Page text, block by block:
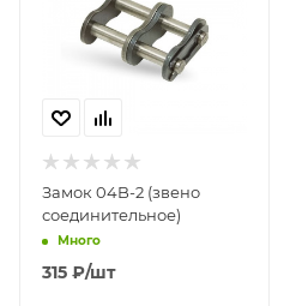
Замок 04B-2 (звено
соединительное)
Много
315 ₽/шт